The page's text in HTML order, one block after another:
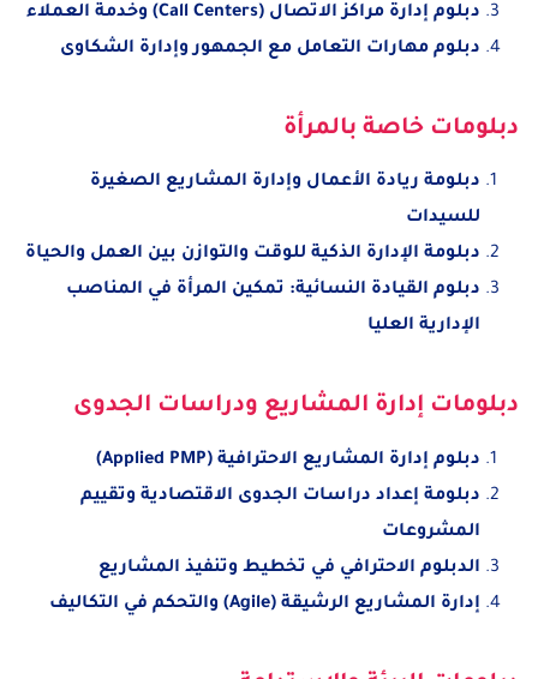
دبلوم إدارة مراكز الاتصال (Call Centers) وخدمة العملاء
دبلوم مهارات التعامل مع الجمهور وإدارة الشكاوى
دبلومات خاصة بالمرأة
دبلومة ريادة الأعمال وإدارة المشاريع الصغيرة
للسيدات
دبلومة الإدارة الذكية للوقت والتوازن بين العمل والحياة
دبلوم القيادة النسائية: تمكين المرأة في المناصب
الإدارية العليا
دبلومات إدارة المشاريع ودراسات الجدوى
دبلوم إدارة المشاريع الاحترافية (Applied PMP)
دبلومة إعداد دراسات الجدوى الاقتصادية وتقييم
المشروعات
الدبلوم الاحترافي في تخطيط وتنفيذ المشاريع
إدارة المشاريع الرشيقة (Agile) والتحكم في التكاليف